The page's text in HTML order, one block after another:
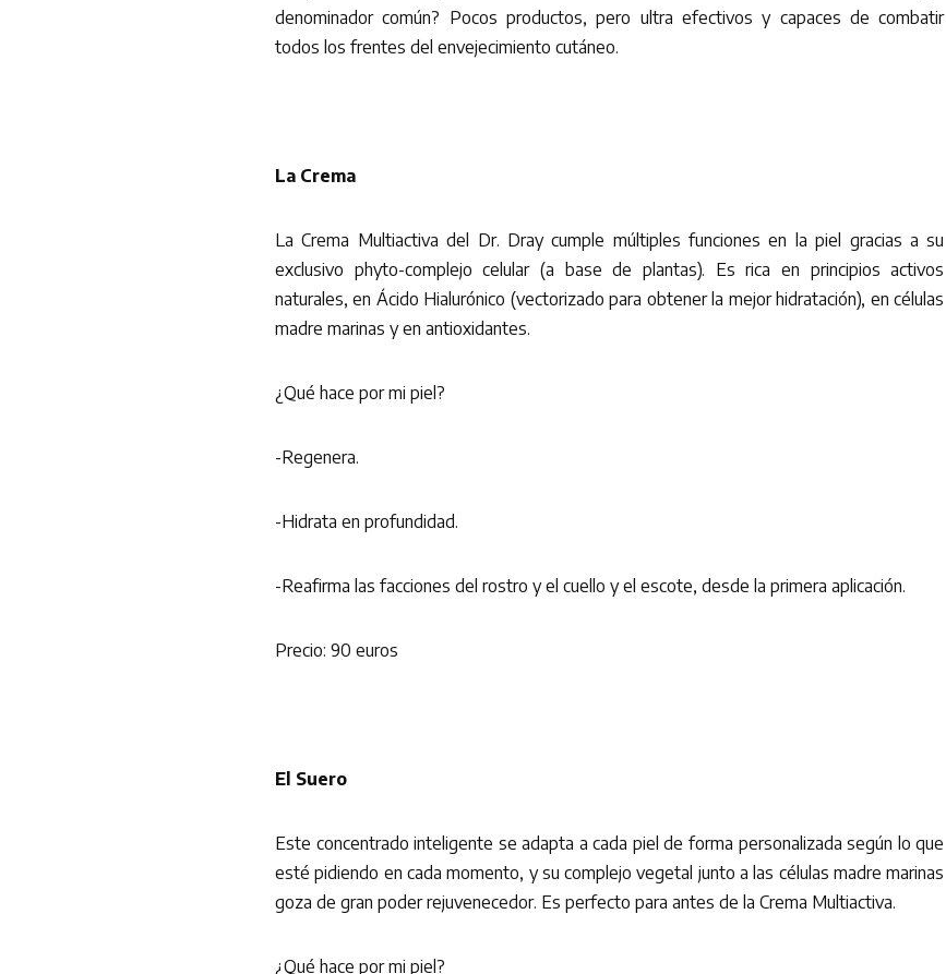
denominador común? Pocos productos, pero ultra efectivos y capaces de combatir
todos los frentes del envejecimiento cutáneo.
La Crema
La Crema Multiactiva del Dr. Dray cumple múltiples funciones en la piel gracias a su
exclusivo phyto-complejo celular (a base de plantas). Es rica en principios activos
naturales, en Ácido Hialurónico (vectorizado para obtener la mejor hidratación), en células
madre marinas y en antioxidantes.
¿Qué hace por mi piel?
-Regenera.
-Hidrata en profundidad.
-Reafirma las facciones del rostro y el cuello y el escote, desde la primera aplicación.
Precio: 90 euros
El Suero
Este concentrado inteligente se adapta a cada piel de forma personalizada según lo que
esté pidiendo en cada momento, y su complejo vegetal junto a las células madre marinas
goza de gran poder rejuvenecedor. Es perfecto para antes de la Crema Multiactiva.
¿Qué hace por mi piel?